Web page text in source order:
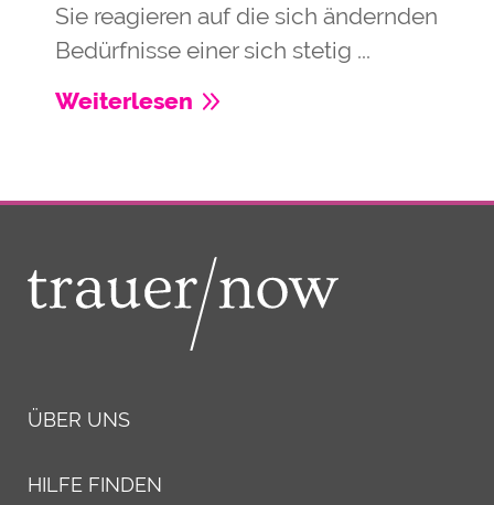
Sie reagieren auf die sich ändernden
Bedürfnisse einer sich stetig ...
Weiterlesen
ÜBER UNS
HILFE FINDEN